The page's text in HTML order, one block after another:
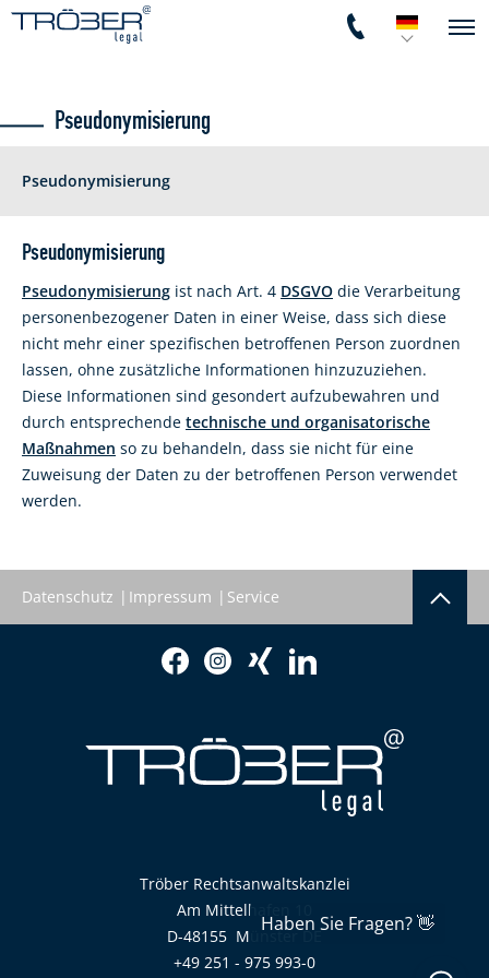
Pseudonymisierung
Pseudonymisierung
Pseudonymisierung
Pseudonymisierung ist nach Art. 4 DSGVO die Verarbeitung
personenbezogener Daten in einer Weise, dass sich diese
nicht mehr einer spezifischen betroffenen Person zuordnen
lassen, ohne zusätzliche Informationen hinzuzuziehen.
Diese Informationen sind gesondert aufzubewahren und
durch entsprechende technische und organisatorische
Maßnahmen so zu behandeln, dass sie nicht für eine
Zuweisung der Daten zu der betroffenen Person verwendet
werden.
Datenschutz Impressum Service
Tröber Rechtsanwaltskanzlei
Am Mittelhafen 10
D-48155 Münster DE
+49 251 - 975 993-0